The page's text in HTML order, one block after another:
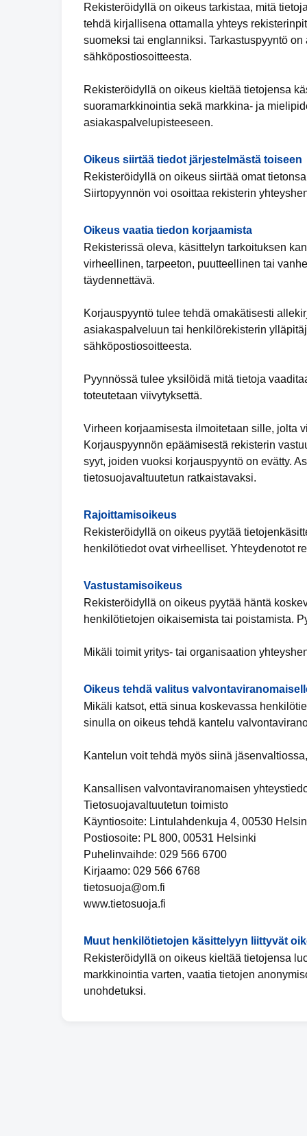
Rekisteröidyllä on oikeus tarkistaa, mitä
tehdä kirjallisena ottamalla yhteys
suomeksi tai englanniksi. Tarkastuspyyntö
sähköpostiosoitteesta.
Rekisteröidyllä on oikeus kieltää tietojensa
suoramarkkinointia sekä markkina- ja
asiakaspalvelupisteeseen.
Oikeus siirtää tiedot järjestelmästä toiseen
Rekisteröidyllä on oikeus siirtää omat
Siirtopyynnön voi osoittaa rekisterin
Oikeus vaatia tiedon korjaamista
Rekisterissä oleva, käsittelyn tarkoituksen
virheellinen, tarpeeton, puutteellinen tai
täydennettävä.
Korjauspyyntö tulee tehdä omakätisesti
asiakaspalveluun tai henkilörekisterin
sähköpostiosoitteesta.
Pyynnössä tulee yksilöidä mitä tietoja
toteutetaan viivytyksettä.
Virheen korjaamisesta ilmoitetaan sille, jolta
Korjauspyynnön epäämisestä rekisterin
syyt, joiden vuoksi korjauspyyntö on evätty.
tietosuojavaltuutetun ratkaistavaksi.
Rajoittamisoikeus
Rekisteröidyllä on oikeus pyytää
henkilötiedot ovat virheelliset. Yhteydenotot
Vastustamisoikeus
Rekisteröidyllä on oikeus pyytää häntä
henkilötietojen oikaisemista tai poistamista.
Mikäli toimit yritys- tai organisaation
Oikeus tehdä valitus
Mikäli katsot, että sinua koskevassa
sinulla on oikeus tehdä kantelu
Kantelun voit tehdä myös siinä
Kansallisen valvontaviranomaisen
Tietosuojavaltuutetun toimisto
Käyntiosoite: Lintulahdenkuja 4, 00530
Postiosoite: PL 800, 00531 Helsinki
Puhelinvaihde: 029 566 6700
Kirjaamo: 029 566 6768
tietosuoja@om.fi
www.tietosuoja.fi
Muut henkilötietojen käsittelyyn liittyvät
Rekisteröidyllä on oikeus kieltää tietojensa
markkinointia varten, vaatia tietojen
unohdetuksi.